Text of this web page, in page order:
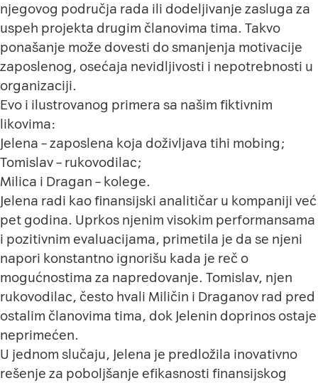
njegovog područja rada ili dodeljivanje zasluga za
uspeh projekta drugim članovima tima. Takvo
ponašanje može dovesti do smanjenja motivacije
zaposlenog, osećaja nevidljivosti i nepotrebnosti u
organizaciji.
Evo i ilustrovanog primera sa našim fiktivnim
likovima:
Jelena – zaposlena koja doživljava tihi mobing;
Tomislav – rukovodilac;
Milica i Dragan – kolege.
Jelena radi kao finansijski analitičar u kompaniji već
pet godina. Uprkos njenim visokim performansama
i pozitivnim evaluacijama, primetila je da se njeni
napori konstantno ignorišu kada je reč o
mogućnostima za napredovanje. Tomislav, njen
rukovodilac, često hvali Miličin i Draganov rad pred
ostalim članovima tima, dok Jelenin doprinos ostaje
neprimećen.
U jednom slučaju, Jelena je predložila inovativno
rešenje za poboljšanje efikasnosti finansijskog